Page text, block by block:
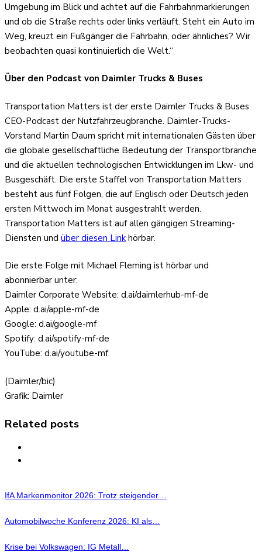
Umgebung im Blick und achtet auf die Fahrbahnmarkierungen
und ob die Straße rechts oder links verläuft. Steht ein Auto im
Weg, kreuzt ein Fußgänger die Fahrbahn, oder ähnliches? Wir
beobachten quasi kontinuierlich die Welt.“
Über den Podcast von Daimler Trucks & Buses
Transportation Matters ist der erste Daimler Trucks & Buses
CEO-Podcast der Nutzfahrzeugbranche. Daimler-Trucks-
Vorstand Martin Daum spricht mit internationalen Gästen über
die globale gesellschaftliche Bedeutung der Transportbranche
und die aktuellen technologischen Entwicklungen im Lkw- und
Busgeschäft. Die erste Staffel von Transportation Matters
besteht aus fünf Folgen, die auf Englisch oder Deutsch jeden
ersten Mittwoch im Monat ausgestrahlt werden.
Transportation Matters ist auf allen gängigen Streaming-
Diensten und über diesen Link hörbar.
Die erste Folge mit Michael Fleming ist hörbar und
abonnierbar unter:
Daimler Corporate Website: d.ai/daimlerhub-mf-de
Apple: d.ai/apple-mf-de
Google: d.ai/google-mf
Spotify: d.ai/spotify-mf-de
YouTube: d.ai/youtube-mf
(Daimler/bic)
Grafik: Daimler
Related posts
IfA Markenmonitor 2026: Trotz steigender…
Automobilwoche Konferenz 2026: KI als…
Krise bei Volkswagen: IG Metall…